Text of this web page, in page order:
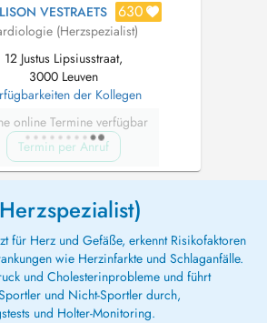
VESTRAETS 630
(Herzspezialist)
12 Justus Lipsiusstraat,
3000 Leuven
der Kollegen
online Termine verfügbar
Termin per Anruf
für Herz und Gefäße, erkennt Risikofaktoren
wie Herzinfarkte und Schlaganfälle.
und Cholesterinprobleme und führt
und Nicht-Sportler durch,
und Holter-Monitoring.